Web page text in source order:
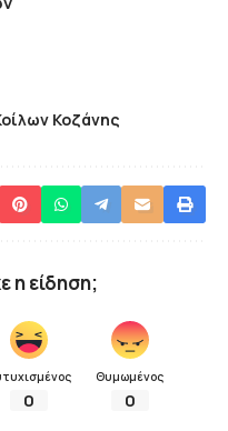
Κοζάνης
η είδηση;
0
Θυμωμένος
0